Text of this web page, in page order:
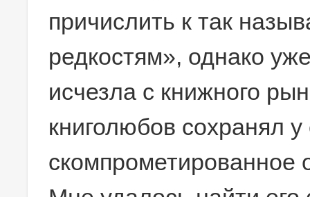
причислить к так
редкостям», однако
исчезла с книжного
книголюбов сохранял
скомпрометированное